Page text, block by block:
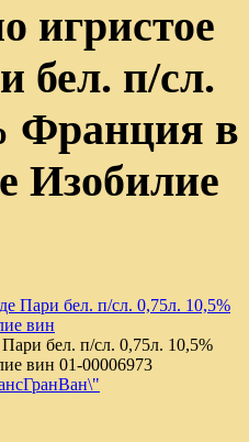
игристое
бел. п/сл.
Франция в
Изобилие
бел. п/сл. 0,75л. 10,5%
вин 01-00006973